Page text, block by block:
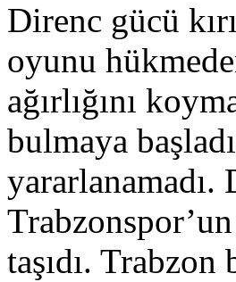
Direnc gücü
oyunu
ağırlığını
bulmaya
taşıdı.